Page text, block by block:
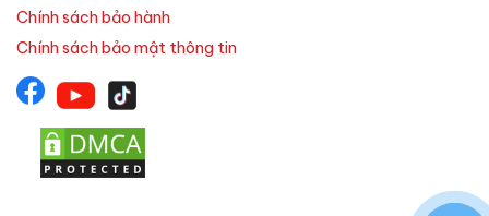
Chính sách bảo hành
Chính sách bảo mật thông tin